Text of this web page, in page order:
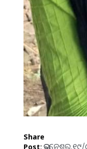
Share
Post: